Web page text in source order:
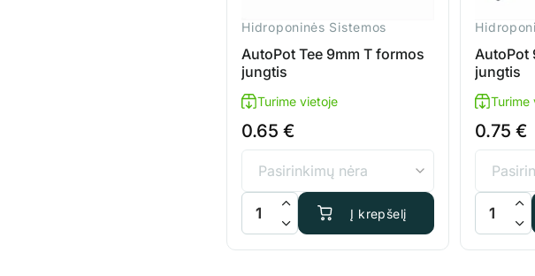
Hidroponinės Sistemos
AutoPot Tee 9mm T formos
jungtis
Turime vietoje
0.65€
produkto kiekis: AutoPot Tee 9mm T formos
Į krepšelį
AutoPot
jungtis
Turime
0.75€
produkto